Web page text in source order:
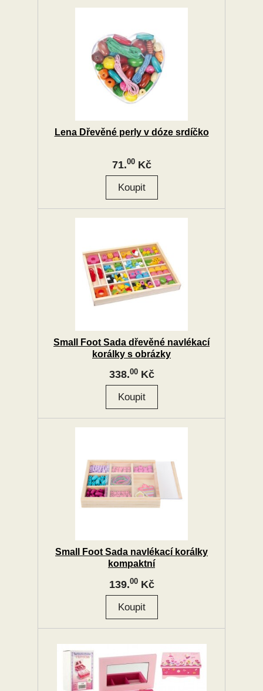
Lena Dřevěné perly v dóze srdíčko
71.00Kč
Small Foot Sada dřevěné navlékací
korálky s obrázky
338.00Kč
Small Foot Sada navlékací korálky
kompaktní
139.00Kč